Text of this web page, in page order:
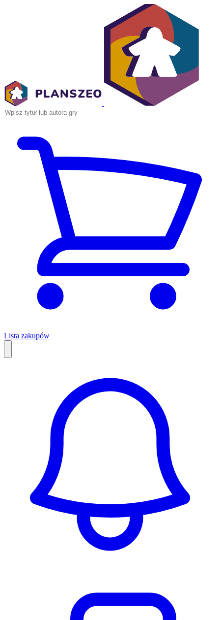
Lista zakupów